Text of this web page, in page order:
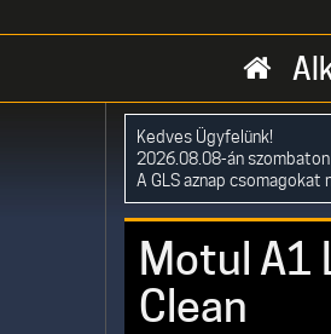
Kedves Ügyfelünk!
2026.08.08-án
A GLS aznap
Motul A1
Clean